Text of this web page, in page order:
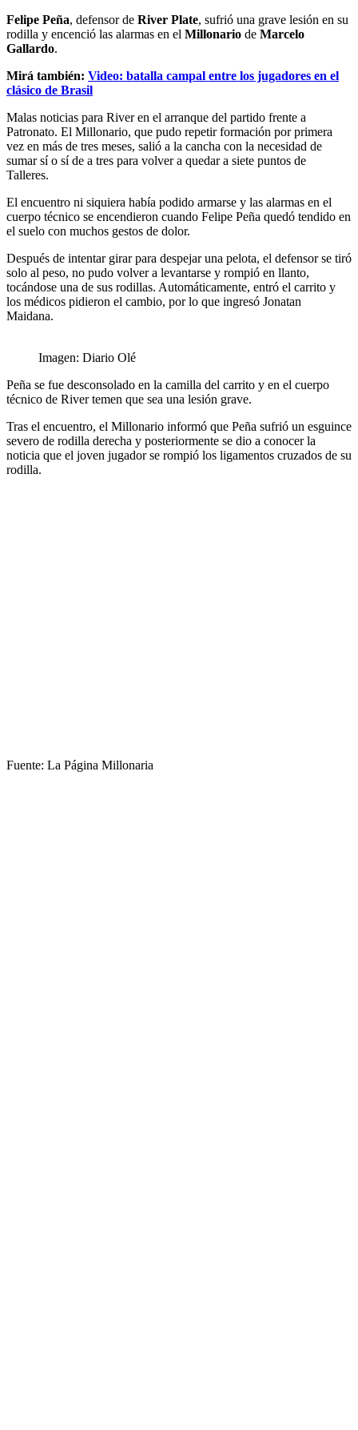
Felipe Peña, defensor de River Plate, sufrió una grave lesión en su
rodilla y encenció las alarmas en el Millonario de Marcelo
Gallardo.
Mirá también: Video: batalla campal entre los jugadores en el
clásico de Brasil
Malas noticias para River en el arranque del partido frente a
Patronato. El Millonario, que pudo repetir formación por primera
vez en más de tres meses, salió a la cancha con la necesidad de
sumar sí o sí de a tres para volver a quedar a siete puntos de
Talleres.
El encuentro ni siquiera había podido armarse y las alarmas en el
cuerpo técnico se encendieron cuando Felipe Peña quedó tendido en
el suelo con muchos gestos de dolor.
Después de intentar girar para despejar una pelota, el defensor se tiró
solo al peso, no pudo volver a levantarse y rompió en llanto,
tocándose una de sus rodillas. Automáticamente, entró el carrito y
los médicos pidieron el cambio, por lo que ingresó Jonatan
Maidana.
Imagen: Diario Olé
Peña se fue desconsolado en la camilla del carrito y en el cuerpo
técnico de River temen que sea una lesión grave.
Tras el encuentro, el Millonario informó que Peña sufrió un esguince
severo de rodilla derecha y posteriormente se dio a conocer la
noticia que el joven jugador se rompió los ligamentos cruzados de su
rodilla.
Fuente: La Página Millonaria